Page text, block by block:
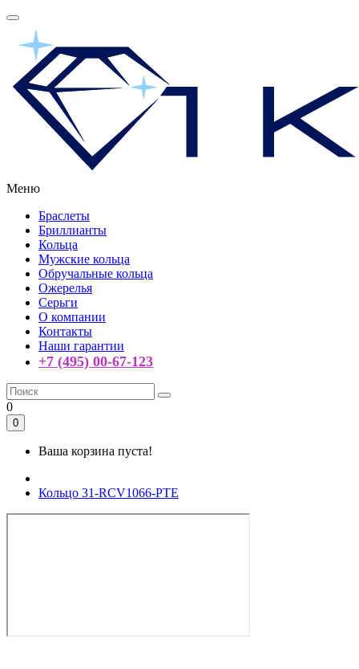
Меню
Браслеты
Бриллианты
Кольца
Мужские кольца
Обручальные кольца
Ожерелья
Серьги
О компании
Контакты
Наши гарантии
+7 (495) 00-67-123
0
0
Ваша корзина пуста!
Кольцо 31-RCV1066-PTE